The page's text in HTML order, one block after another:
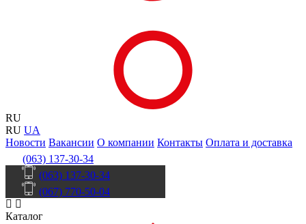
RU
RU UA
Новости Вакансии О компании Контакты Оплата и доставка
(063) 137-30-34
(063) 137-30-34
(067) 770-50-04
Каталог